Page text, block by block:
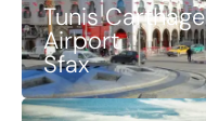
Tunis Carthage
Airport
Sfax